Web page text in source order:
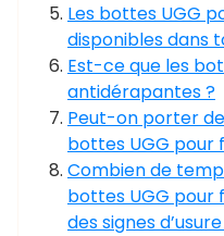
Les bottes UGG
disponibles dans
Est-ce que les
antidérapantes ?
Peut-on porter
bottes UGG pour
Combien de
bottes UGG
des signes